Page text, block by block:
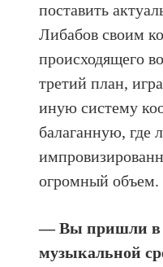
поставить
Либабов своим
происходящего
третий план,
иную систему
балаганную, где
огромный объем.
— Вы пришли в
музыкальной